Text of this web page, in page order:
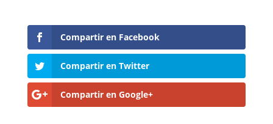
Compartir en Facebook
Compartir en Twitter
Compartir en Google+